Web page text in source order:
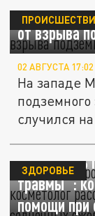
Сидевший
от взрыва
02 АВГУСТА 17:02
На западе
случился
"Избежать
травмы":
помощи при
ЗДОРОВЬЕ